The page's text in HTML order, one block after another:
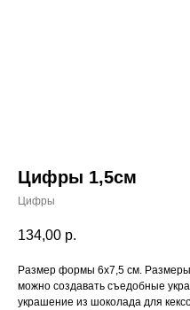
Цифры 1,5см
Цифры
134,00 р.
Размер формы 6x7,5 cм.
можно создавать съедобные
украшение из шоколада для